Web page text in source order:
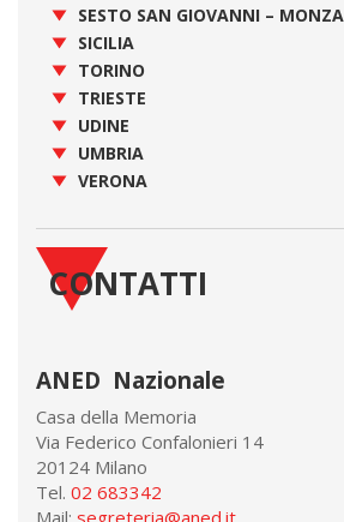
SESTO SAN GIOVANNI – MONZA
SICILIA
TORINO
TRIESTE
UDINE
UMBRIA
VERONA
CONTATTI
ANED Nazionale
Casa della Memoria
Via Federico Confalonieri 14
20124 Milano
Tel. 02 683342
Mail: segreteria@aned.it